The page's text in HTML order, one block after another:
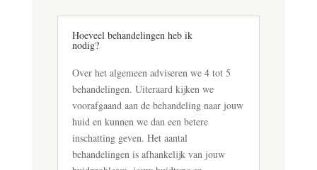
Hoeveel behandelingen heb ik
nodig?
Over het algemeen adviseren we 4 tot 5
behandelingen. Uiteraard kijken we
voorafgaand aan de behandeling naar jouw
huid en kunnen we dan een betere
inschatting geven. Het aantal
behandelingen is afhankelijk van jouw